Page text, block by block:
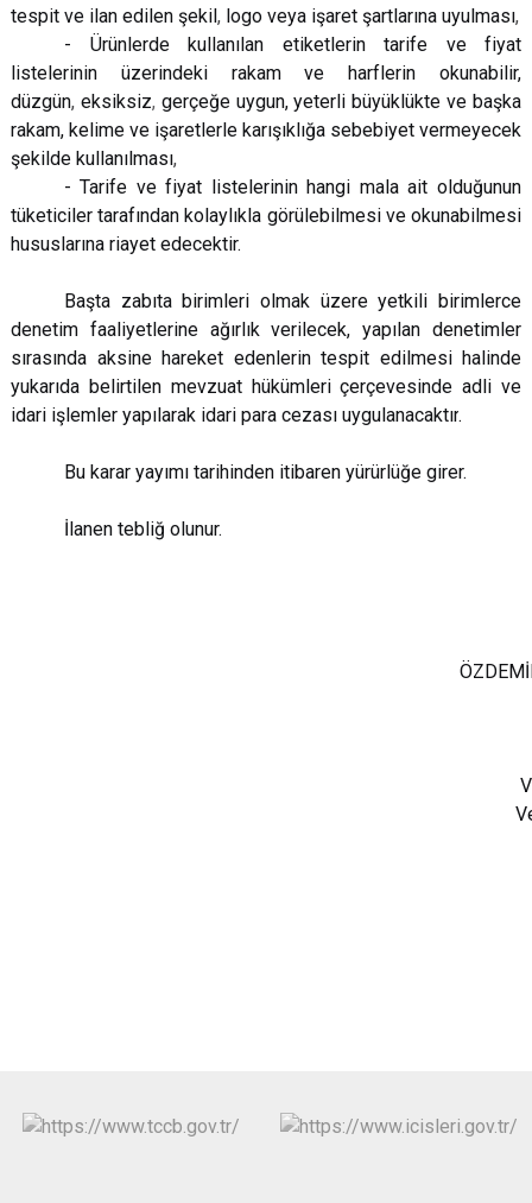
tespit ve ilan edilen şekil, logo veya işaret şartlarına uyulması,
- Ürünlerde kullanılan etiketlerin tarife ve fiyat
listelerinin üzerindeki rakam ve harflerin okunabilir,
düzgün, eksiksiz, gerçeğe uygun, yeterli büyüklükte ve başka
rakam, kelime ve işaretlerle karışıklığa sebebiyet vermeyecek
şekilde kullanılması,
- Tarife ve fiyat listelerinin hangi mala ait olduğunun
tüketiciler tarafından kolaylıkla görülebilmesi ve okunabilmesi
hususlarına riayet edecektir.
Başta zabıta birimleri olmak üzere yetkili birimlerce
denetim faaliyetlerine ağırlık verilecek, yapılan denetimler
sırasında aksine hareket edenlerin tespit edilmesi halinde
yukarıda belirtilen mevzuat hükümleri çerçevesinde adli ve
idari işlemler yapılarak idari para cezası uygulanacaktır.
Bu karar yayımı tarihinden itibaren yürürlüğe girer.
İlanen tebliğ olunur.